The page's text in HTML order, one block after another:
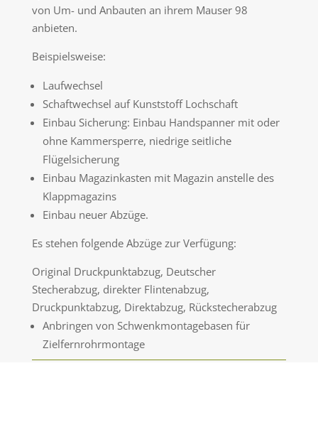
von Um- und Anbauten an ihrem Mauser 98
anbieten.
Beispielsweise:
Laufwechsel
Schaftwechsel auf Kunststoff Lochschaft
Einbau Sicherung: Einbau Handspanner mit oder
ohne Kammersperre, niedrige seitliche
Flügelsicherung
Einbau Magazinkasten mit Magazin anstelle des
Klappmagazins
Einbau neuer Abzüge.
Es stehen folgende Abzüge zur Verfügung:
Original Druckpunktabzug, Deutscher
Stecherabzug, direkter Flintenabzug,
Druckpunktabzug, Direktabzug, Rückstecherabzug
Anbringen von Schwenkmontagebasen für
Zielfernrohrmontage